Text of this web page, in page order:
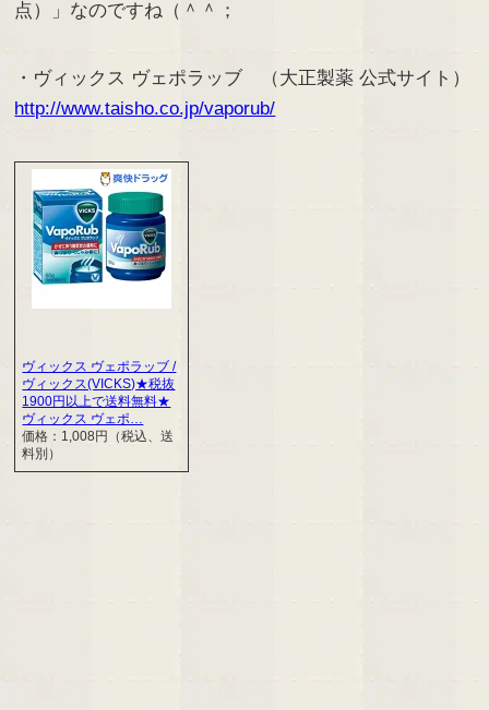
点）」なのですね（＾＾；
・ヴィックス ヴェポラッブ （大正製薬 公式サイト）
http://www.taisho.co.jp/vaporub/
ヴィックス ヴェポラッブ /
ヴィックス(VICKS)★税抜
1900円以上で送料無料★
ヴィックス ヴェポ…
価格：1,008円（税込、送
料別）